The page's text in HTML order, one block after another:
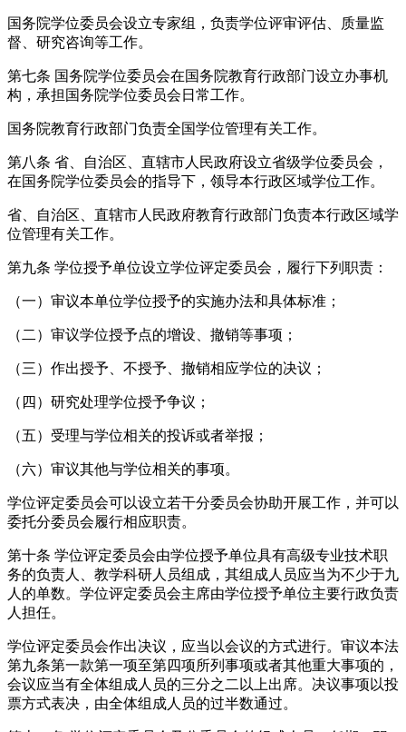
国务院学位委员会设立专家组，负责学位评审评估、质量监
督、研究咨询等工作。
第七条 国务院学位委员会在国务院教育行政部门设立办事机
构，承担国务院学位委员会日常工作。
国务院教育行政部门负责全国学位管理有关工作。
第八条 省、自治区、直辖市人民政府设立省级学位委员会，
在国务院学位委员会的指导下，领导本行政区域学位工作。
省、自治区、直辖市人民政府教育行政部门负责本行政区域学
位管理有关工作。
第九条 学位授予单位设立学位评定委员会，履行下列职责：
（一）审议本单位学位授予的实施办法和具体标准；
（二）审议学位授予点的增设、撤销等事项；
（三）作出授予、不授予、撤销相应学位的决议；
（四）研究处理学位授予争议；
（五）受理与学位相关的投诉或者举报；
（六）审议其他与学位相关的事项。
学位评定委员会可以设立若干分委员会协助开展工作，并可以
委托分委员会履行相应职责。
第十条 学位评定委员会由学位授予单位具有高级专业技术职
务的负责人、教学科研人员组成，其组成人员应当为不少于九
人的单数。学位评定委员会主席由学位授予单位主要行政负责
人担任。
学位评定委员会作出决议，应当以会议的方式进行。审议本法
第九条第一款第一项至第四项所列事项或者其他重大事项的，
会议应当有全体组成人员的三分之二以上出席。决议事项以投
票方式表决，由全体组成人员的过半数通过。